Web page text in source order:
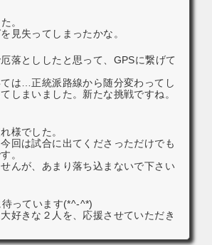
。
見失ってしまったかな。
落とししたと思って、GPSに繋げて
は…正統派路線から随分変わってし
しまいました。新たな挑戦ですね。
様でした。
回は試合に出てくださっただけでも
。
んが、あまり落ち込まないで下さい
っています(*^-^*)
好きな２人を、応援させていただき